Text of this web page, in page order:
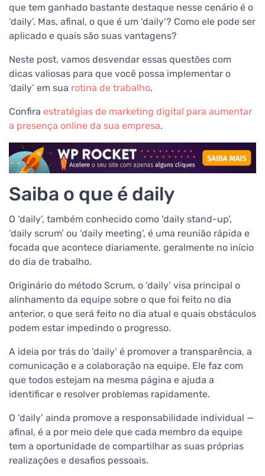
que tem ganhado bastante destaque nesse cenário é o
‘daily’. Mas, afinal, o que é um ‘daily’? Como ele pode ser
aplicado e quais são suas vantagens?
Neste post, vamos desvendar essas questões com
dicas valiosas para que você possa implementar o
‘daily’ em sua rotina de trabalho.
Confira estratégias de marketing digital para aumentar
a presença online da sua empresa.
Saiba o que é daily
O ‘daily’, também conhecido como ‘daily stand-up’,
‘daily scrum’ ou ‘daily meeting’, é uma reunião rápida e
focada que acontece diariamente, geralmente no início
do dia de trabalho.
Originário do método Scrum, o ‘daily’ visa principal o
alinhamento da equipe sobre o que foi feito no dia
anterior, o que será feito no dia atual e quais obstáculos
podem estar impedindo o progresso.
A ideia por trás do ‘daily’ é promover a transparência, a
comunicação e a colaboração na equipe. Ele faz com
que todos estejam na mesma página e ajuda a
identificar e resolver problemas rapidamente.
O ‘daily’ ainda promove a responsabilidade individual —
afinal, é a por meio dele que cada membro da equipe
tem a oportunidade de compartilhar as suas próprias
realizações e desafios pessoais.